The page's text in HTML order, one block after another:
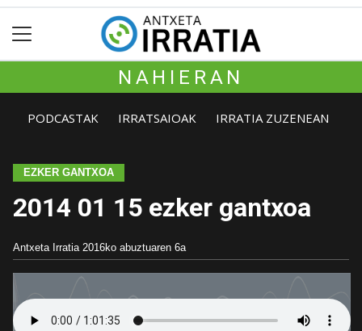
NAHIERAN
PODCASTAK IRRATSAIOAK IRRATIA ZUZENEAN
EZKER GANTXOA
2014 01 15 ezker gantxoa
Antxeta Irratia 2016ko abuztuaren 6a